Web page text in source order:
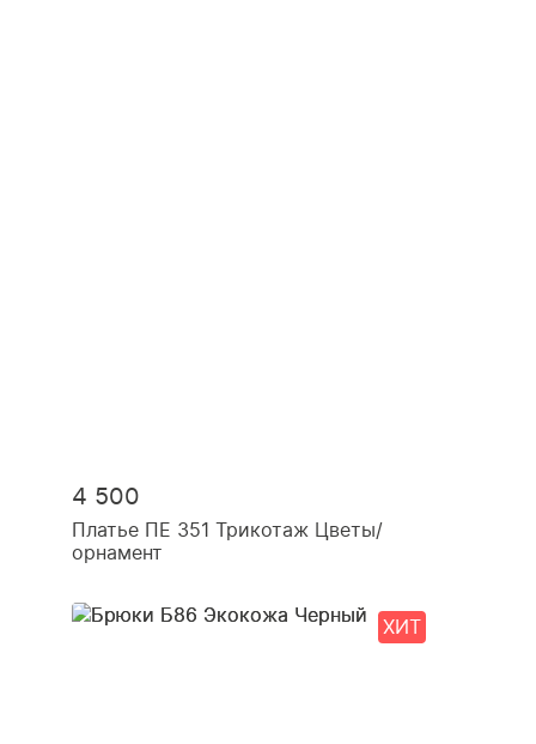
4 500
Платье ПЕ 351 Трикотаж Цветы/
орнамент
ХИТ